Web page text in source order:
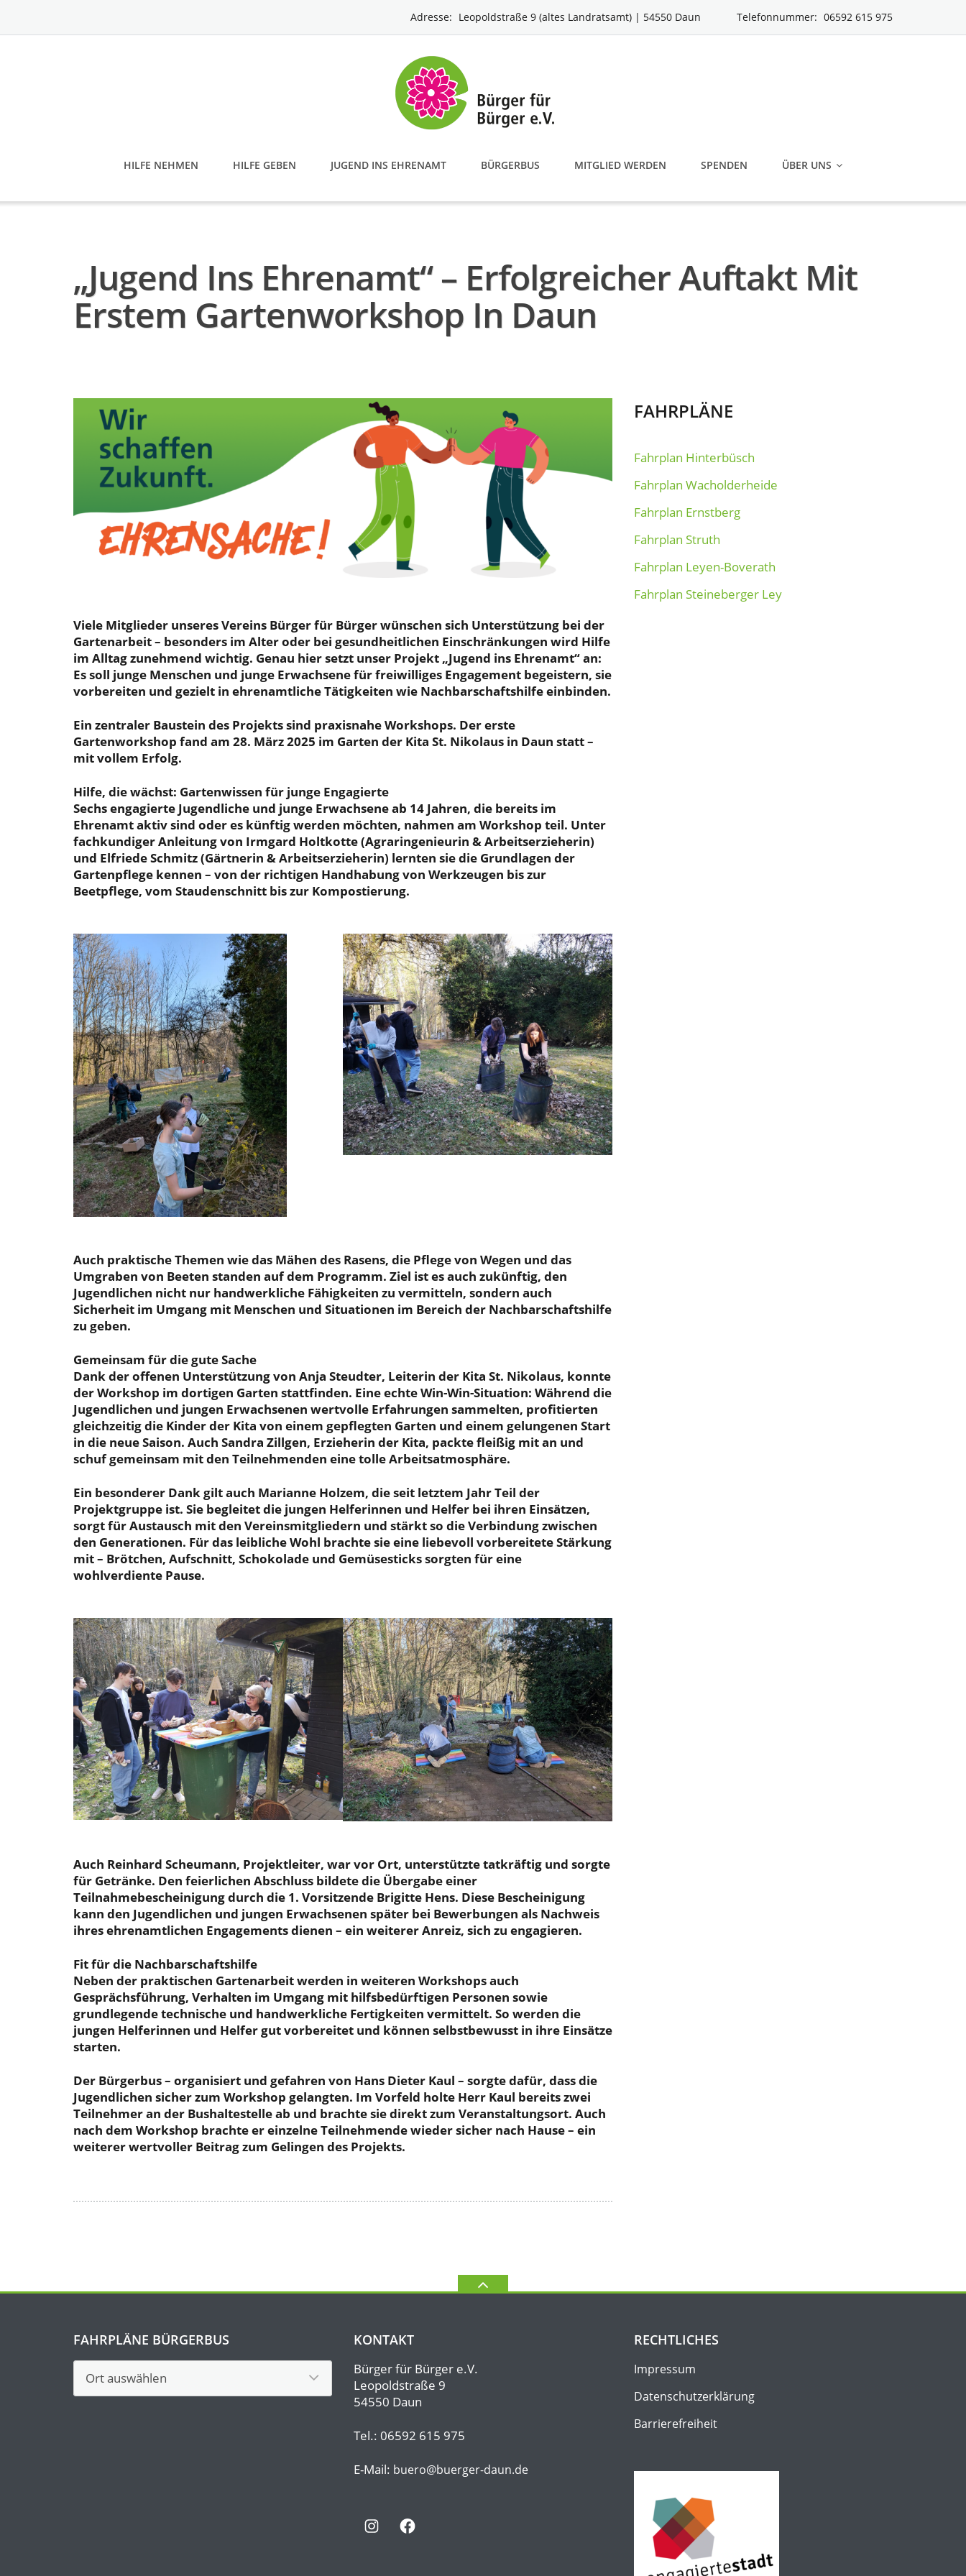
content
Adresse: Leopoldstraße 9 (altes Landratsamt) | 54550 Daun Telefonnummer: 06592 615 975
HILFE NEHMEN HILFE GEBEN JUGEND INS EHRENAMT BÜRGERBUS MITGLIED WERDEN SPENDEN ÜBER UNS
„Jugend Ins Ehrenamt“ – Erfolgreicher Auftakt Mit
Erstem Gartenworkshop In Daun
Viele Mitglieder unseres Vereins Bürger für Bürger wünschen sich Unterstützung bei der
Gartenarbeit – besonders im Alter oder bei gesundheitlichen Einschränkungen wird Hilfe
im Alltag zunehmend wichtig. Genau hier setzt unser Projekt „Jugend ins Ehrenamt“ an:
Es soll junge Menschen und junge Erwachsene für freiwilliges Engagement begeistern, sie
vorbereiten und gezielt in ehrenamtliche Tätigkeiten wie Nachbarschaftshilfe einbinden.
Ein zentraler Baustein des Projekts sind praxisnahe Workshops. Der erste
Gartenworkshop fand am 28. März 2025 im Garten der Kita St. Nikolaus in Daun statt –
mit vollem Erfolg.
Hilfe, die wächst: Gartenwissen für junge Engagierte
Sechs engagierte Jugendliche und junge Erwachsene ab 14 Jahren, die bereits im
Ehrenamt aktiv sind oder es künftig werden möchten, nahmen am Workshop teil. Unter
fachkundiger Anleitung von Irmgard Holtkotte (Agraringenieurin & Arbeitserzieherin)
und Elfriede Schmitz (Gärtnerin & Arbeitserzieherin) lernten sie die Grundlagen der
Gartenpflege kennen – von der richtigen Handhabung von Werkzeugen bis zur
Beetpflege, vom Staudenschnitt bis zur Kompostierung.
Auch praktische Themen wie das Mähen des Rasens, die Pflege von Wegen und das
Umgraben von Beeten standen auf dem Programm. Ziel ist es auch zukünftig, den
Jugendlichen nicht nur handwerkliche Fähigkeiten zu vermitteln, sondern auch
Sicherheit im Umgang mit Menschen und Situationen im Bereich der Nachbarschaftshilfe
zu geben.
Gemeinsam für die gute Sache
Dank der offenen Unterstützung von Anja Steudter, Leiterin der Kita St. Nikolaus, konnte
der Workshop im dortigen Garten stattfinden. Eine echte Win-Win-Situation: Während die
Jugendlichen und jungen Erwachsenen wertvolle Erfahrungen sammelten, profitierten
gleichzeitig die Kinder der Kita von einem gepflegten Garten und einem gelungenen Start
in die neue Saison. Auch Sandra Zillgen, Erzieherin der Kita, packte fleißig mit an und
schuf gemeinsam mit den Teilnehmenden eine tolle Arbeitsatmosphäre.
Ein besonderer Dank gilt auch Marianne Holzem, die seit letztem Jahr Teil der
Projektgruppe ist. Sie begleitet die jungen Helferinnen und Helfer bei ihren Einsätzen,
sorgt für Austausch mit den Vereinsmitgliedern und stärkt so die Verbindung zwischen
den Generationen. Für das leibliche Wohl brachte sie eine liebevoll vorbereitete Stärkung
mit – Brötchen, Aufschnitt, Schokolade und Gemüsesticks sorgten für eine
wohlverdiente Pause.
Auch Reinhard Scheumann, Projektleiter, war vor Ort, unterstützte tatkräftig und sorgte
für Getränke. Den feierlichen Abschluss bildete die Übergabe einer
Teilnahmebescheinigung durch die 1. Vorsitzende Brigitte Hens. Diese Bescheinigung
kann den Jugendlichen und jungen Erwachsenen später bei Bewerbungen als Nachweis
ihres ehrenamtlichen Engagements dienen – ein weiterer Anreiz, sich zu engagieren.
Fit für die Nachbarschaftshilfe
Neben der praktischen Gartenarbeit werden in weiteren Workshops auch
Gesprächsführung, Verhalten im Umgang mit hilfsbedürftigen Personen sowie
grundlegende technische und handwerkliche Fertigkeiten vermittelt. So werden die
jungen Helferinnen und Helfer gut vorbereitet und können selbstbewusst in ihre Einsätze
starten.
Der Bürgerbus – organisiert und gefahren von Hans Dieter Kaul – sorgte dafür, dass die
Jugendlichen sicher zum Workshop gelangten. Im Vorfeld holte Herr Kaul bereits zwei
Teilnehmer an der Bushaltestelle ab und brachte sie direkt zum Veranstaltungsort. Auch
nach dem Workshop brachte er einzelne Teilnehmende wieder sicher nach Hause – ein
weiterer wertvoller Beitrag zum Gelingen des Projekts.
FAHRPLÄNE
Fahrplan Hinterbüsch
Fahrplan Wacholderheide
Fahrplan Ernstberg
Fahrplan Struth
Fahrplan Leyen-Boverath
Fahrplan Steineberger Ley
FAHRPLÄNE BÜRGERBUS
Fahrpläne
Bürgerbus
KONTAKT
Bürger für Bürger e.V.
Leopoldstraße 9
54550 Daun
Tel.: 06592 615 975
E-Mail: buero@buerger-daun.de
InstagramFacebook
RECHTLICHES
Impressum
Datenschutz­erklärung
Barrierefreiheit